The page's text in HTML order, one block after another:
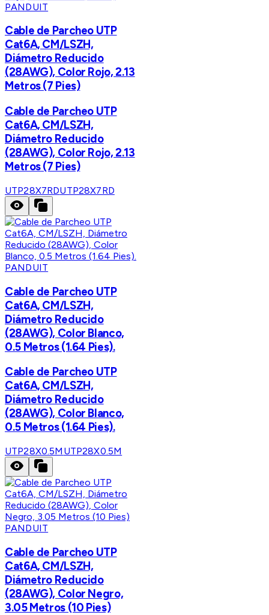
PANDUIT
Cable de Parcheo UTP
Cat6A, CM/LSZH,
Diámetro Reducido
(28AWG), Color Rojo, 2.13
Metros (7 Pies)
Cable de Parcheo UTP
Cat6A, CM/LSZH,
Diámetro Reducido
(28AWG), Color Rojo, 2.13
Metros (7 Pies)
UTP28X7RDUTP28X7RD
PANDUIT
Cable de Parcheo UTP
Cat6A, CM/LSZH,
Diámetro Reducido
(28AWG), Color Blanco,
0.5 Metros (1.64 Pies).
Cable de Parcheo UTP
Cat6A, CM/LSZH,
Diámetro Reducido
(28AWG), Color Blanco,
0.5 Metros (1.64 Pies).
UTP28X0.5M UTP28X0.5M
PANDUIT
Cable de Parcheo UTP
Cat6A, CM/LSZH,
Diámetro Reducido
(28AWG), Color Negro,
3.05 Metros (10 Pies)